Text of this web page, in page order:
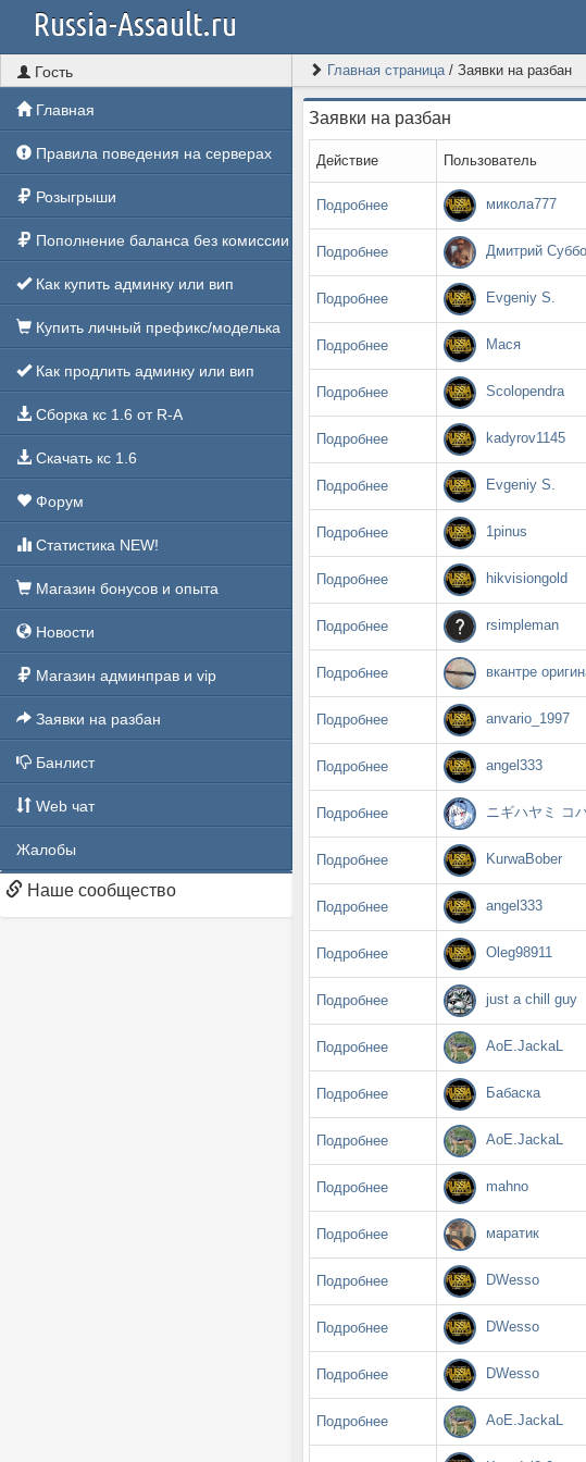
Russia-Assault.ru
Гость
Главная
Правила поведения на серверах
Розыгрыши
Пополнение баланса без комиссии
Как купить админку или вип
Купить личный префикс/моделька
Как продлить админку или вип
Сборка кс 1.6 от R-A
Скачать кс 1.6
Форум
Статистика NEW!
Магазин бонусов и опыта
Новости
Магазин админправ и vip
Заявки на разбан
Банлист
Web чат
Жалобы
Наше сообщество
Главная страница/ Заявки на разбан
Заявки на разбан
Действие Пользователь
Подробнее микола777
Подробнее Дмитрий
Подробнее Evgeniy S.
Подробнее Мася
Подробнее Scolopendra
Подробнее kadyrov1145
Подробнее Evgeniy S.
Подробнее 1pinus
Подробнее hikvisiongold
Подробнее rsimpleman
Подробнее вкантре
Подробнее anvario_1997
Подробнее angel333
Подробнее ニギハヤミ コ
Подробнее KurwaBober
Подробнее angel333
Подробнее Oleg98911
Подробнее just a chill guy
Подробнее АоЕ.JackaL
Подробнее Бабаска
Подробнее АоЕ.JackaL
Подробнее mahno
Подробнее маратик
Подробнее DWesso
Подробнее DWesso
Подробнее DWesso
Подробнее АоЕ.JackaL